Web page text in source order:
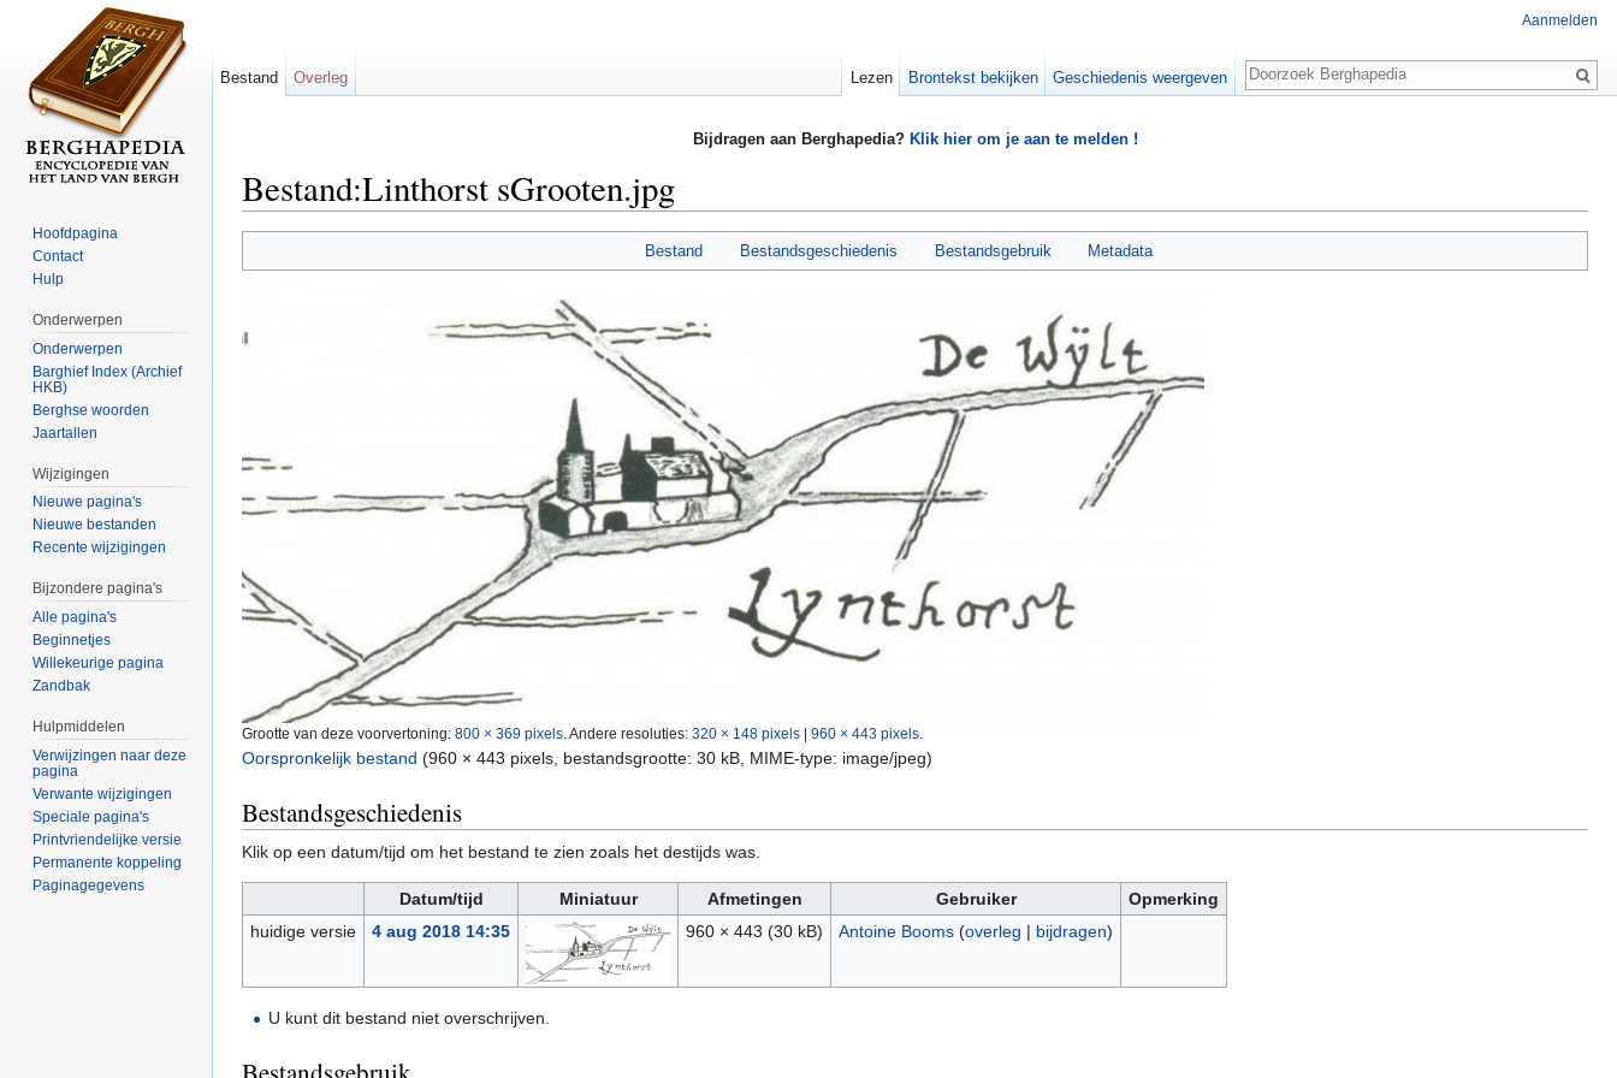
Bijdragen aan Berghapedia? Klik hier om je aan te melden !
Bestand:Linthorst sGrooten.jpg
Bestand Bestandsgeschiedenis Bestandsgebruik Metadata
Grootte van deze voorvertoning: 800 × 369 pixels Andere resoluties: 320 × 148 pixels | 960 × 443 pixels
Oorspronkelijk bestand (960 × 443 pixels, bestandsgrootte: 30 kB, MIME-type: image/jpeg)
Bestandsgeschiedenis
Klik op een datum/tijd om het bestand te zien zoals het destijds was.
Datum/tijd Miniatuur Afmetingen Gebruiker
Opmerking
huidige versie
4 aug 2018 14:35 960 × 443 (30 kB) Antoine Booms (overleg | bijdragen)
U kunt dit bestand niet overschrijven.
Aanmelden
Bestand Overleg Lezen Brontekst bekijken Geschiedenis weergeven
Zoeken
Hoofdpagina
Contact
Hulp
Onderwerpen
Onderwerpen
Barghief Index (Archief
HKB)
Berghse woorden
Jaartallen
Wijzigingen
Nieuwe pagina's
Nieuwe bestanden
Recente wijzigingen
Bijzondere pagina's
Alle pagina's
Beginnetjes
Willekeurige pagina
Zandbak
Hulpmiddelen
Verwijzingen naar deze
pagina
Verwante wijzigingen
Speciale pagina's
Printvriendelijke versie
Permanente koppeling
Paginagegevens